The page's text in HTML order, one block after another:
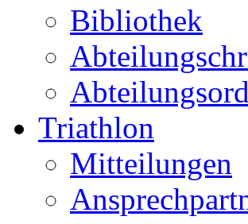
Bibliothek
Triathlon
Mitteilungen